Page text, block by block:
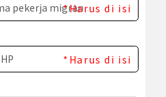
*Harus di isi
*Harus di isi